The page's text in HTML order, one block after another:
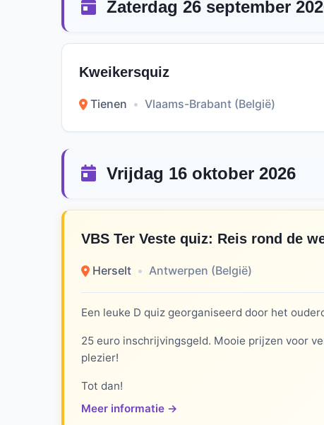
Zaterdag 26 september
Kweikersquiz
Tienen • Vlaams-Brabant (België)
Vrijdag 16 oktober 2026
VBS Ter Veste quiz: Reis rond de
Herselt • Antwerpen (België)
Een leuke D quiz georganiseerd door het
25 euro inschrijvingsgeld. Mooie prijzen voor
plezier!
Tot dan!
Meer informatie →